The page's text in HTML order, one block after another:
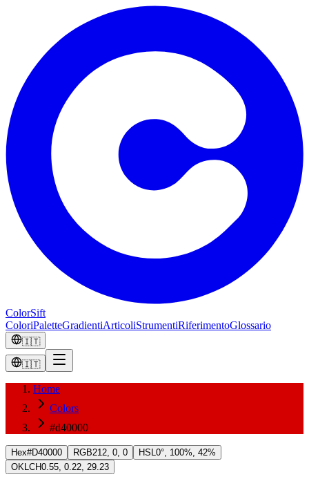
ColorSift
ColoriPaletteGradientiArticoliStrumentiRiferimentoGlossario
🇮🇹
🇮🇹
Home
Colors
#d40000
Hex#D40000 RGB212, 0, 0 HSL0°, 100%, 42%
OKLCH0.55, 0.22, 29.23